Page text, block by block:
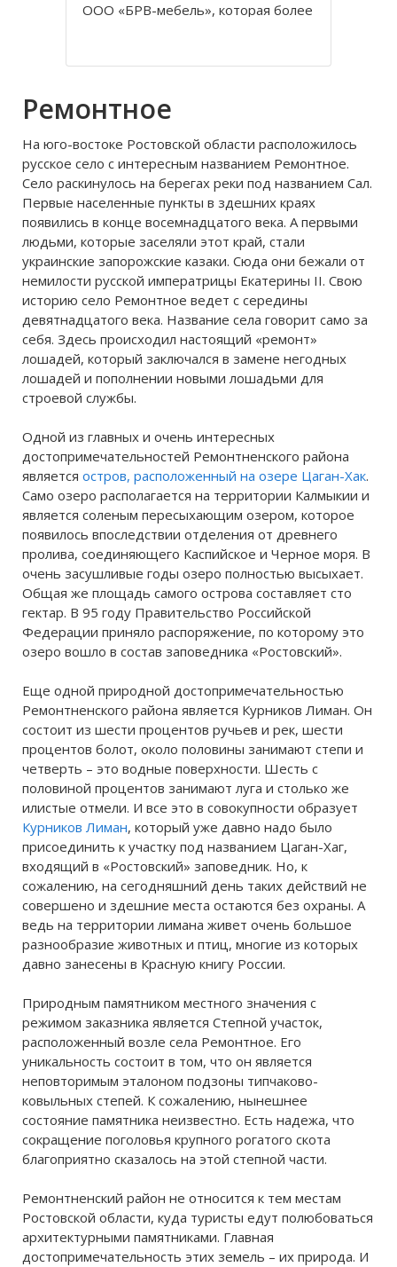
ООО «БРВ-мебель», которая более
производству высококачественной
известную во всем мире, являясь
При
Ремонтное
На юго-востоке Ростовской области расположилось
русское село с интересным названием Ремонтное.
Село раскинулось на берегах реки под названием Сал.
Первые населенные пункты в здешних краях
появились в конце восемнадцатого века. А первыми
людьми, которые заселяли этот край, стали
украинские запорожские казаки. Сюда они бежали от
немилости русской императрицы Екатерины ІІ. Свою
историю село Ремонтное ведет с середины
девятнадцатого века. Название села говорит само за
себя. Здесь происходил настоящий «ремонт»
лошадей, который заключался в замене негодных
лошадей и пополнении новыми лошадьми для
строевой службы.
Одной из главных и очень интересных
достопримечательностей Ремонтненского района
является остров, расположенный на озере Цаган-Хак.
Само озеро располагается на территории Калмыкии и
является соленым пересыхающим озером, которое
появилось впоследствии отделения от древнего
пролива, соединяющего Каспийское и Черное моря. В
очень засушливые годы озеро полностью высыхает.
Общая же площадь самого острова составляет сто
гектар. В 95 году Правительство Российской
Федерации приняло распоряжение, по которому это
озеро вошло в состав заповедника «Ростовский».
Еще одной природной достопримечательностью
Ремонтненского района является Курников Лиман. Он
состоит из шести процентов ручьев и рек, шести
процентов болот, около половины занимают степи и
четверть – это водные поверхности. Шесть с
половиной процентов занимают луга и столько же
илистые отмели. И все это в совокупности образует
Курников Лиман, который уже давно надо было
присоединить к участку под названием Цаган-Хаг,
входящий в «Ростовский» заповедник. Но, к
сожалению, на сегодняшний день таких действий не
совершено и здешние места остаются без охраны. А
ведь на территории лимана живет очень большое
разнообразие животных и птиц, многие из которых
давно занесены в Красную книгу России.
Природным памятником местного значения с
режимом заказника является Степной участок,
расположенный возле села Ремонтное. Его
уникальность состоит в том, что он является
неповторимым эталоном подзоны типчаково-
ковыльных степей. К сожалению, нынешнее
состояние памятника неизвестно. Есть надежа, что
сокращение поголовья крупного рогатого скота
благоприятно сказалось на этой степной части.
Ремонтненский район не относится к тем местам
Ростовской области, куда туристы едут полюбоваться
архитектурными памятниками. Главная
достопримечательность этих земель – их природа. И